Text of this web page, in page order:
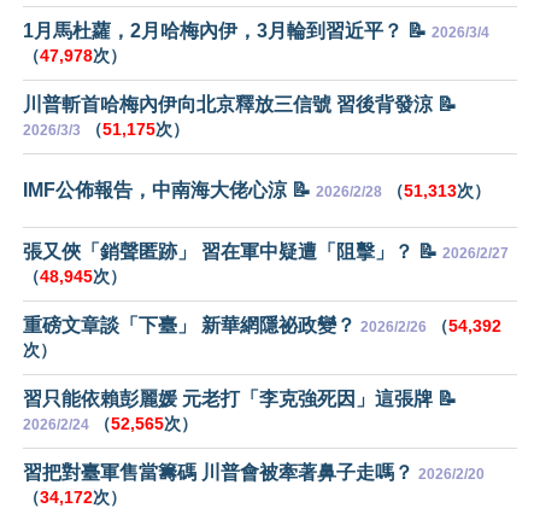
1月馬杜蘿，2月哈梅內伊，3月輪到習近平？ 📝 2026/3/4
（47,978次）
川普斬首哈梅內伊向北京釋放三信號 習後背發涼 📝
2026/3/3 （51,175次）
IMF公佈報告，中南海大佬心涼 📝 2026/2/28 （51,313次）
張又俠「銷聲匿跡」 習在軍中疑遭「阻擊」？ 📝 2026/2/27
（48,945次）
重磅文章談「下臺」 新華網隱祕政變？ 2026/2/26 （54,392
次）
習只能依賴彭麗媛 元老打「李克強死因」這張牌 📝
2026/2/24 （52,565次）
習把對臺軍售當籌碼 川普會被牽著鼻子走嗎？ 2026/2/20
（34,172次）